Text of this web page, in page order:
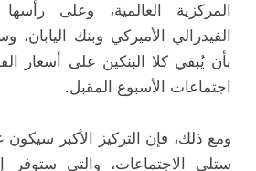
المركزية العالمية، وعلى
الفيدرالي الأميركي وبنك
بأن يُبقي كلا البنكين على أسعار
اجتماعات الأسبوع المقبل.
ومع ذلك، فإن التركيز الأكبر
ستلي الاجتماعات، والتي